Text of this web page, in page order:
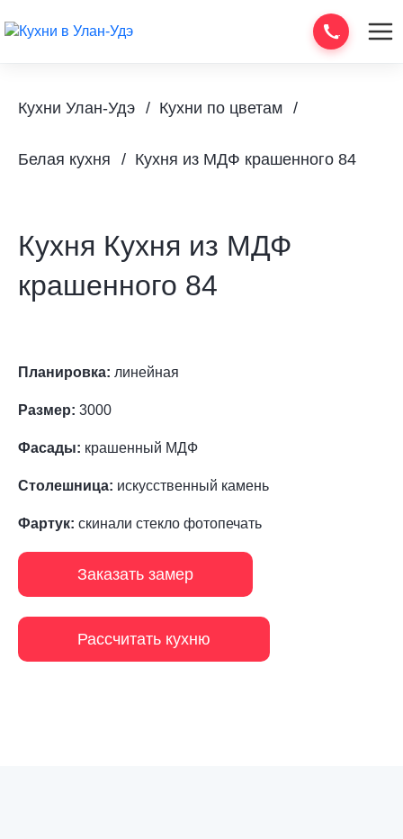
Кухни Улан-Удэ Кухни по цветам
Белая кухня Кухня из МДФ крашенного 84
Кухня Кухня из МДФ
крашенного 84
Планировка: линейная
Размер: 3000
Фасады: крашенный МДФ
Столешница: искусственный камень
Фартук: скинали стекло фотопечать
Заказать замер
Рассчитать кухню